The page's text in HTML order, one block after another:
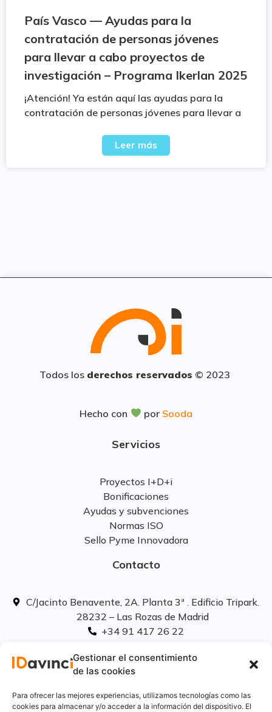
Gestionar el consentimiento
de las cookies
Para ofrecer las mejores experiencias, utilizamos tecnologías como las
cookies para almacenar y/o acceder a la información del dispositivo. El
País Vasco — Ayudas para la
contratación de personas jóvenes
para llevar a cabo proyectos de
investigación – Programa Ikerlan 2025
¡Atención! Ya están aquí las ayudas para la
contratación de personas jóvenes para llevar a
Leer más
Todos los derechos reservados © 2023
Hecho con por Sooda
Servicios
Proyectos I+D+i
Bonificaciones
Ayudas y subvenciones
Normas ISO
Sello Pyme Innovadora
Contacto
C/Jacinto Benavente, 2A. Planta 3ª . Edificio Tripark.
28232 – Las Rozas de Madrid
+34 91 417 26 22
linkedIn